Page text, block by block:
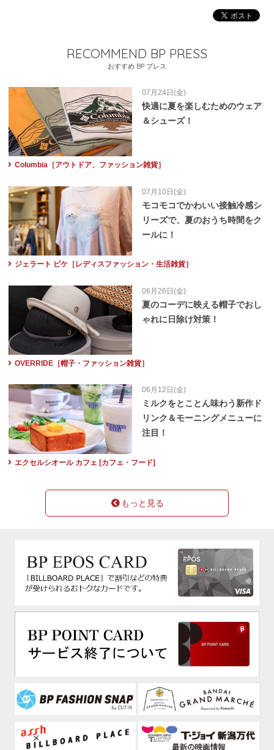
RECOMMEND BP PRESS
おすすめ BP プレス
07月24日(金)
快適に夏を楽しむためのウェア
＆シューズ！
Columbia［アウトドア、ファッション雑貨］
07月10日(金)
モコモコでかわいい接触冷感シ
リーズで、夏のおうち時間をク
ールに！
ジェラート ピケ［レディスファッション・生活雑貨］
06月26日(金)
夏のコーデに映える帽子でおし
ゃれに日除け対策！
OVERRIDE［帽子・ファッション雑貨］
06月12日(金)
ミルクをとことん味わう新作ド
リンク＆モーニングメニューに
注目！
エクセルシオール カフェ [カフェ・フード]
もっと見る